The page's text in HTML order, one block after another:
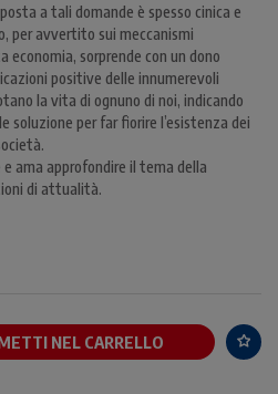
a tali domande è spesso cinica e
per avvertito sui meccanismi
economia, sorprende con un dono
positive delle innumerevoli
la vita di ognuno di noi, indicando
soluzione per far fiorire l’esistenza dei
ama approfondire il tema della
di attualità.
NEL CARRELLO